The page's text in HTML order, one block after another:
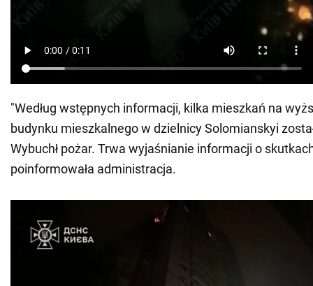
"Według wstępnych informacji, kilka mieszkań na
budynku mieszkalnego w dzielnicy Solomianskyi
Wybuchł pożar. Trwa wyjaśnianie informacji o
poinformowała administracja.